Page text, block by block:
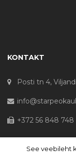
KONTAKT
Posti tn 4,
+372 56 848 748
See veebileht